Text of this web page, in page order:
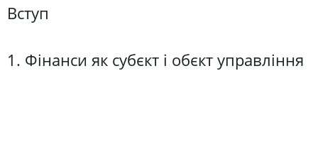
Вступ
1. Фінанси як субєкт і обєкт управління